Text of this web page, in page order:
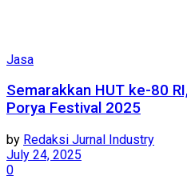
Jasa
Semarakkan HUT ke-80
Porya Festival 2025
by Redaksi Jurnal Industry
July 24, 2025
0